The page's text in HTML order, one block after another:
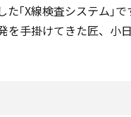
｢X線検査システム｣で
を手掛けてきた匠、小